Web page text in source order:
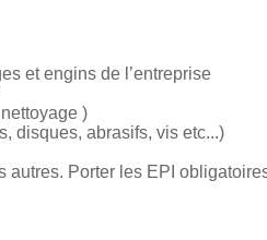
et engins de l’entreprise
)
disques, abrasifs, vis etc...)
autres. Porter les EPI